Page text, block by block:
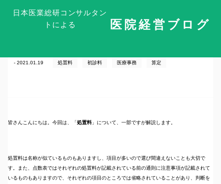
日本医業総研コンサルタン
トによる
医院経営ブログ
医療事務の基礎知識（10）
- 2021.01.19 処置料 初診料 医療事務 算定
皆さんこんにちは。今回は、「 処置料 」について、一部ですが解説します。
処置料は名称が似ているものもありますし、項目が多いので選び間違えないことも大切で
す。また、点数表ではそれぞれの処置料が記載されている前の通則に注意事項が記載されて
いるものもありますので、それぞれの項目のところでは省略されていることがあり、判断を